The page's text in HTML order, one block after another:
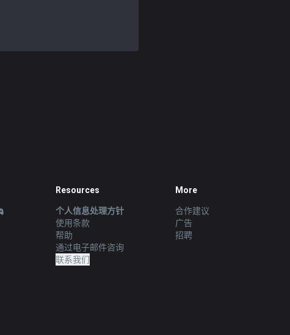
Resources
个人信息处理方针
使用条款
帮助
通过电子邮件咨询
联系我们
More
合作建议
广告
招聘